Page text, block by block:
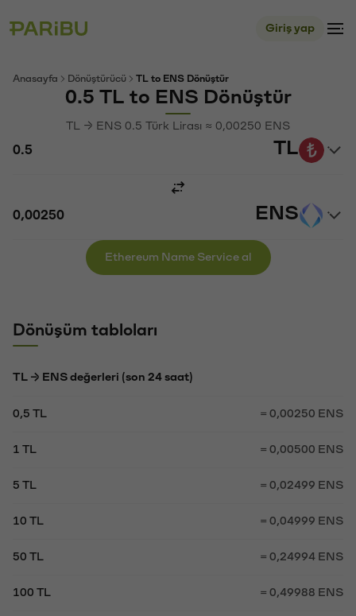
Giriş yap
Anasayfa Dönüştürücü TL to ENS Dönüştür
0.5 TL to ENS Dönüştür
TL → ENS 0.5 Türk Lirası ≈ 0,00250 ENS
TL
ENS
Ethereum Name Service al
Dönüşüm tabloları
TL → ENS değerleri (son 24 saat)
0,5 TL = 0,00250 ENS
1 TL = 0,00500 ENS
5 TL = 0,02499 ENS
10 TL = 0,04999 ENS
50 TL = 0,24994 ENS
100 TL = 0,49988 ENS